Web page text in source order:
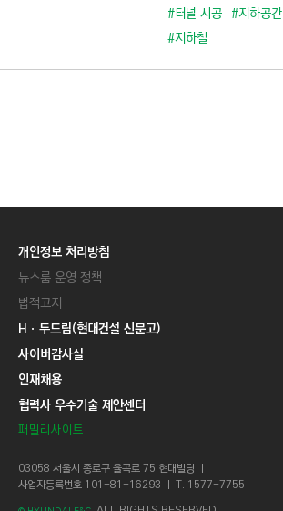
#터널 시공 #지하공간
#지하철
개인정보 처리방침
뉴스룸 운영 정책
법적고지
Hㆍ두드림(현대건설 신문고)
사이버감사실
인재채용
협력사 우수기술 제안센터
패밀리사이트
03058 서울시 종로구 율곡로 75 현대빌딩 ㅣ
사업자등록번호 101-81-16293 ㅣ T. 1577-7755